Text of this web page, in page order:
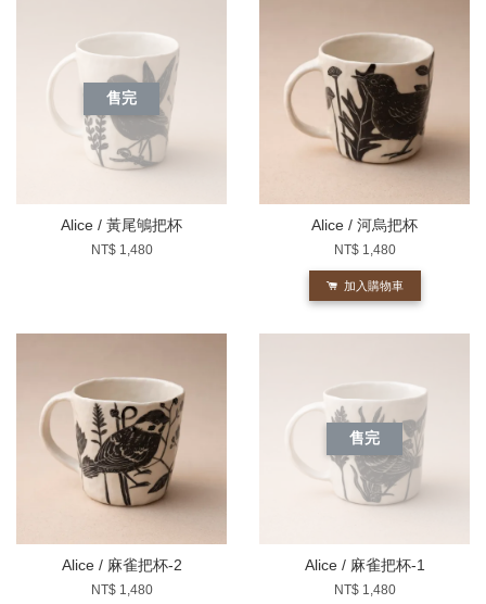
售完
Alice / 黃尾鴝把杯
NT$ 1,480
Alice / 河烏把杯
NT$ 1,480
加入購物車
Alice / 麻雀把杯-2
NT$ 1,480
售完
Alice / 麻雀把杯-1
NT$ 1,480